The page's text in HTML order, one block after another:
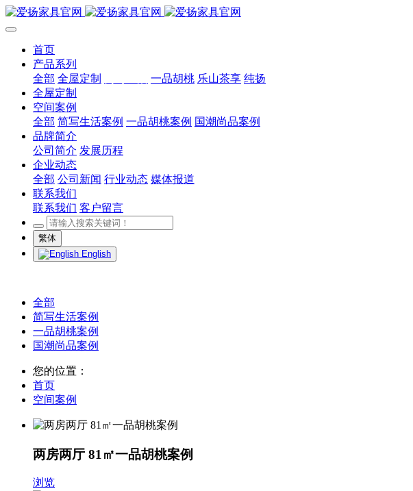
首页
产品系列
全部 全屋定制 一品胡桃 乐山茶享 纯扬
全屋定制
空间案例
全部 简写生活案例 一品胡桃案例 国潮尚品案例
品牌简介
公司简介 发展历程
企业动态
全部 公司新闻 行业动态 媒体报道
联系我们
联系我们 客户留言
繁体
English
全部
简写生活案例
一品胡桃案例
国潮尚品案例
您的位置：
首页
空间案例
两房两厅 81㎡一品胡桃案例
浏览